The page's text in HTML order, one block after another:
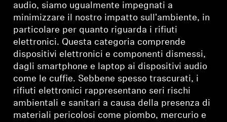
audio, siamo ugualmente impegnati a
minimizzare il nostro impatto sull'ambiente, in
particolare per quanto riguarda i rifiuti
elettronici. Questa categoria comprende
dispositivi elettronici e componenti dismessi,
dagli smartphone e laptop ai dispositivi audio
come le cuffie. Sebbene spesso trascurati, i
rifiuti elettronici rappresentano seri rischi
ambientali e sanitari a causa della presenza di
materiali pericolosi come piombo, mercurio e